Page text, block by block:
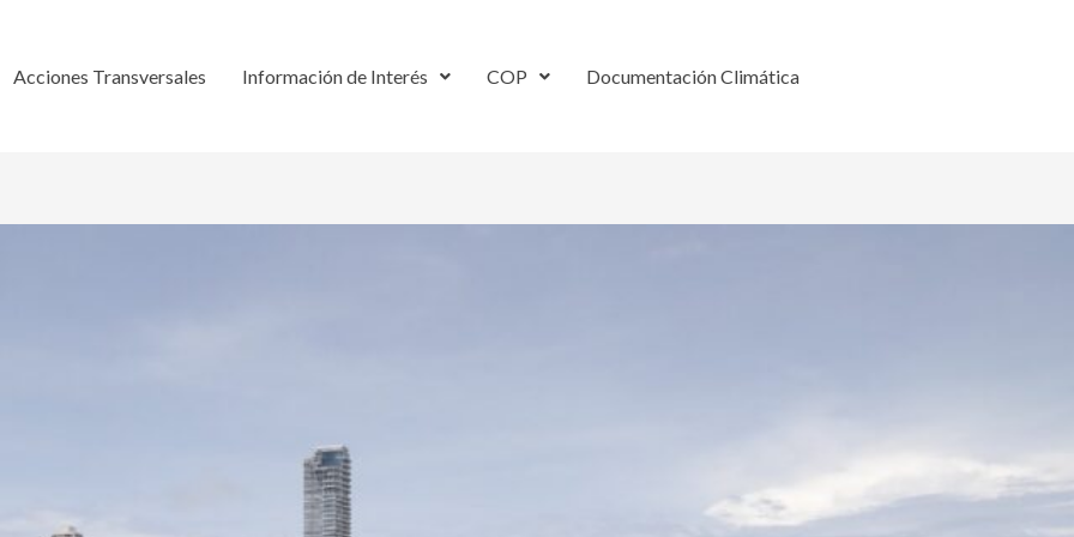
Acciones Transversales Información de Interés COP Documentación Climática